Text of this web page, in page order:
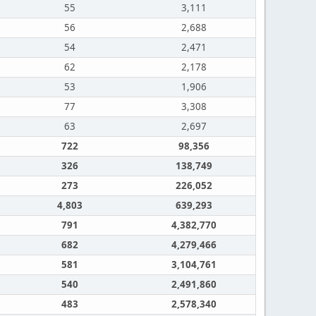
55
3,111
56
2,688
54
2,471
62
2,178
53
1,906
77
3,308
63
2,697
722
98,356
326
138,749
273
226,052
4,803
639,293
791
4,382,770
682
4,279,466
581
3,104,761
540
2,491,860
483
2,578,340